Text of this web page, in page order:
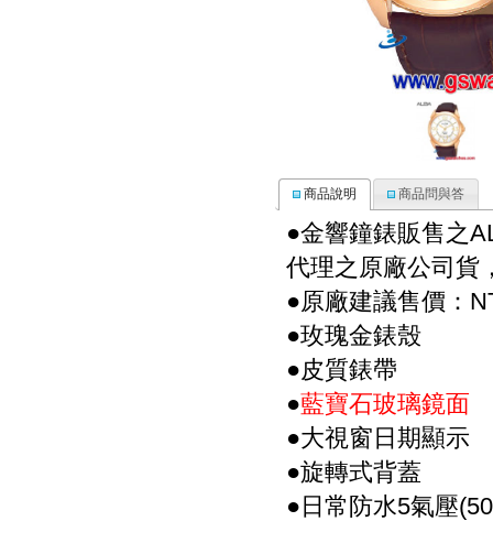
商品說明 商品問與答
●金響鐘錶販售之
代理之原廠公司貨
●原廠建議售價：
●玫瑰金錶殼
●皮質錶帶
●藍寶石玻璃鏡面
●大視窗日期顯示
●旋轉式背蓋
●日常防水5氣壓